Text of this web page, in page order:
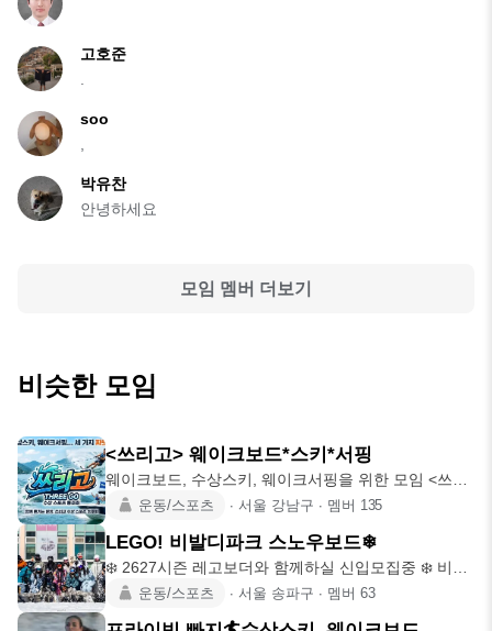
고호준
.
soo
,
박유찬
안녕하세요
모임 멤버 더보기
비슷한 모임
<쓰리고> 웨이크보드*스키*서핑
웨이크보드, 수상스키, 웨이크서핑을 위한 모임 <쓰리
~GO> 🏄‍♂️운동/스포츠 ∙ 서울 강남구 ∙ 멤버 135
LEGO! 비발디파크 스노우보드❄
❄️ 2627시즌 레고보더와 함께하실 신입모집중 ❄️ 비시
즌 : 퇴근운동/스포츠 ∙ 서울 송파구 ∙ 멤버 63